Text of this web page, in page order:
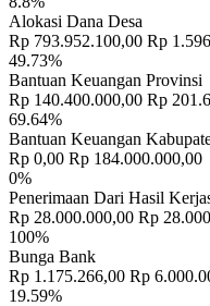
Bulan Bung Karno VII
2025
Monitoring Kegiatan
Desa Sulahan 24 Juni 2025
LAPORAN REALISASI
02 September 2025
Alokasi Dana Desa
Rp 793.952.100,00 Rp
49.73%
Bantuan Keuangan Provinsi
Rp 140.400.000,00 Rp
69.64%
Bantuan Keuangan
Rp 0,00 Rp 184.000.000,00
0%
Penerimaan Dari Hasil
Rp 28.000.000,00 Rp
100%
Bunga Bank
Rp 1.175.266,00 Rp
19.59%